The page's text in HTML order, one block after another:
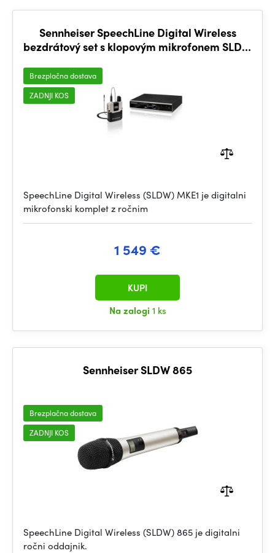
Sennheiser SpeechLine Digital Wireless
bezdrátový set s klopovým mikrofonem SLDW
Brezplačna dostava
ZADNJI KOS
SpeechLine Digital Wireless (SLDW) MKE1 je digitalni
mikrofonski komplet z ročnim
1 549 €
Na zalogi 1 ks
KUPI
Sennheiser SLDW 865
Brezplačna dostava
ZADNJI KOS
SpeechLine Digital Wireless (SLDW) 865 je digitalni
ročni oddajnik.